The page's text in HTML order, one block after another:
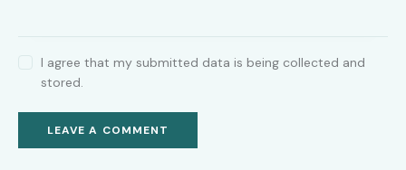
I agree that my submitted data is being collected and
stored.